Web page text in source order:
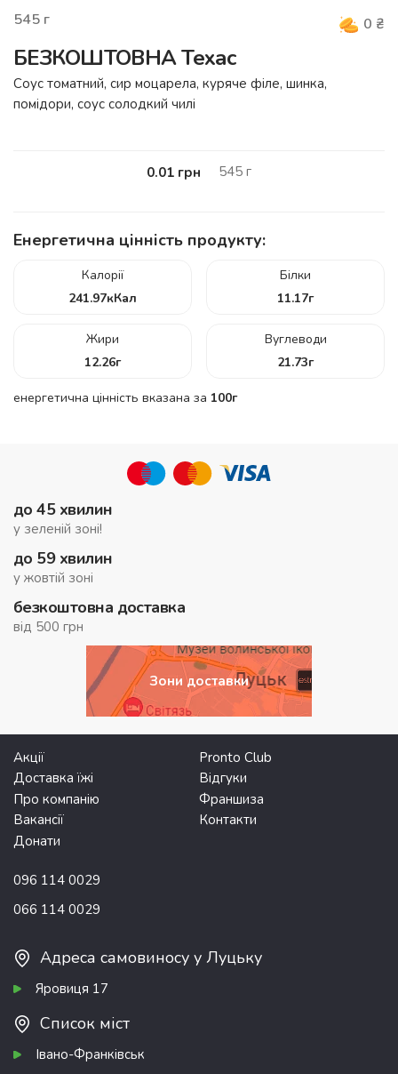
545 г 0 ₴
БЕЗКОШТОВНА Техас
Cоуc томатний, сир моцарела, куряче філе, шинка,
помідори, соус солодкий чилі
0.01 грн 545 г
Енергетична цінність продукту:
Калорії
241.97кКал
Білки
11.17г
Жири
12.26г
Вуглеводи
21.73г
енергетична цінність вказана за 100г
до 45 хвилин
у зеленій зоні!
до 59 хвилин
у жовтій зоні
безкоштовна доставка
від 500 грн
Зони доставки
Акції
Pronto Club
Доставка їжі
Відгуки
Про компанію
Франшиза
Вакансії
Контакти
Донати
096 114 0029
066 114 0029
Адреса самовиносу у Луцьку
Яровиця 17
Список міст
Івано-Франківськ